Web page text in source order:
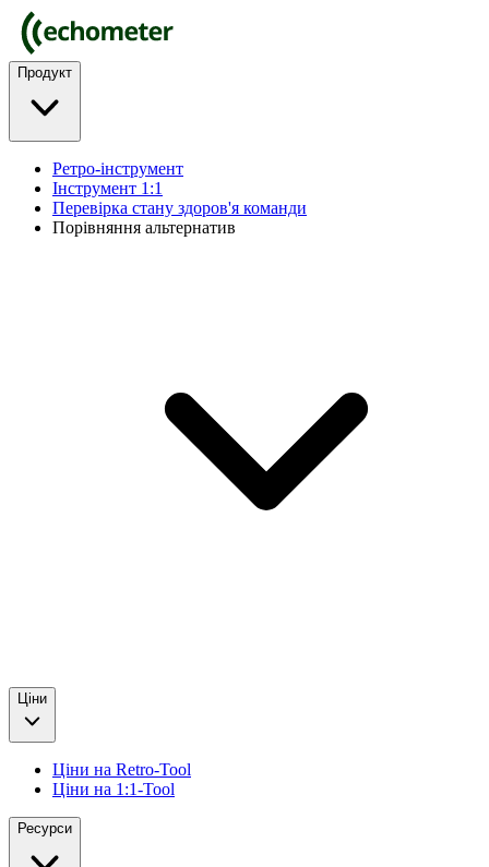
Продукт
Ретро-інструмент
Інструмент 1:1
Перевірка стану здоров'я команди
Порівняння альтернатив
Ціни
Ціни на Retro-Tool
Ціни на 1:1-Tool
Ресурси